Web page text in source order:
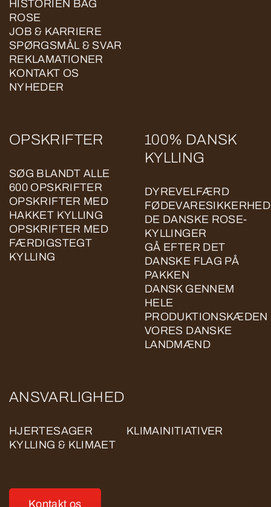
HISTORIEN BAG
ROSE
JOB & KARRIERE
SPØRGSMÅL & SVAR
REKLAMATIONER
KONTAKT OS
NYHEDER
OPSKRIFTER
SØG BLANDT ALLE
600 OPSKRIFTER
OPSKRIFTER MED
HAKKET KYLLING
OPSKRIFTER MED
FÆRDIGSTEGT
KYLLING
100% DANSK
KYLLING
DYREVELFÆRD
FØDEVARESIKKERHED
DE DANSKE ROSE-
KYLLINGER
GÅ EFTER DET
DANSKE FLAG PÅ
PAKKEN
DANSK GENNEM
HELE
PRODUKTIONSKÆDEN
VORES DANSKE
LANDMÆND
ANSVARLIGHED
HJERTESAGER
KLIMAINITIATIVER
KYLLING & KLIMAET
Kontakt os